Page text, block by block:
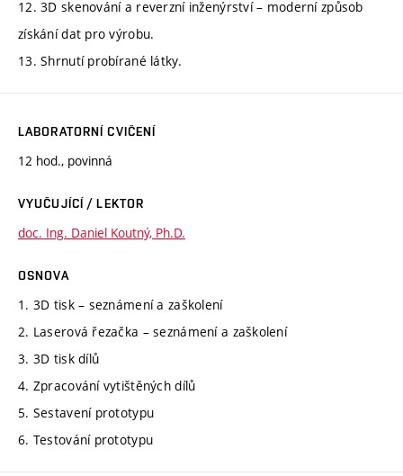
12. 3D skenování a reverzní inženýrství – moderní způsob
získání dat pro výrobu.
13. Shrnutí probírané látky.
LABORATORNÍ CVIČENÍ
12 hod., povinná
VYUČUJÍCÍ / LEKTOR
doc. Ing. Daniel Koutný, Ph.D.
OSNOVA
1. 3D tisk – seznámení a zaškolení
2. Laserová řezačka – seznámení a zaškolení
3. 3D tisk dílů
4. Zpracování vytištěných dílů
5. Sestavení prototypu
6. Testování prototypu